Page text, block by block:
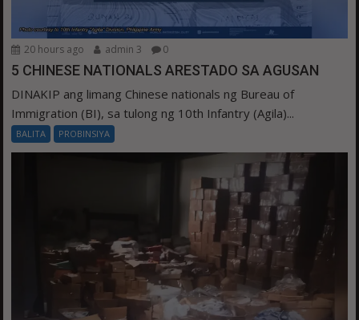
20 hours ago admin 3 0
5 CHINESE NATIONALS ARESTADO SA AGUSAN
DINAKIP ang limang Chinese nationals ng Bureau of
Immigration (BI), sa tulong ng 10th Infantry (Agila)...
BALITA PROBINSIYA